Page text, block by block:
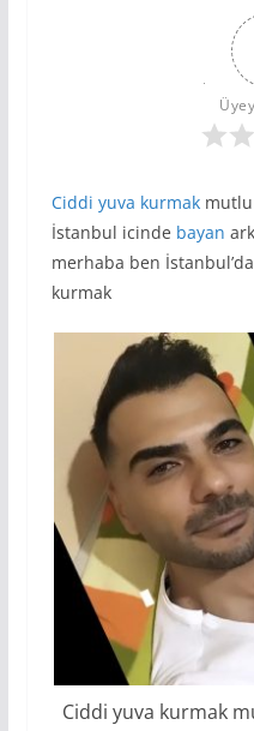
Ciddi yuva kurmakmutlu
İstanbul icinde bayan
merhaba ben
kurmak
Ciddi yuva kurmak